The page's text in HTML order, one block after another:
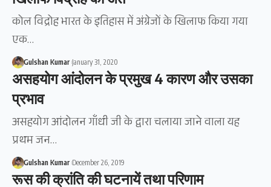
कोल विद्रोह भारत के इतिहास में अंग्रेजों के खिलाफ किया गया
एक…
Gulshan Kumar January 31, 2020
असहयोग आंदोलन के प्रमुख 4 कारण और उसका
प्रभाव
असहयोग आंदोलन गाँधी जी के द्वारा चलाया जाने वाला यह
प्रथम जन…
Gulshan Kumar December 26, 2019
रूस की क्रांति की घटनायें तथा परिणाम